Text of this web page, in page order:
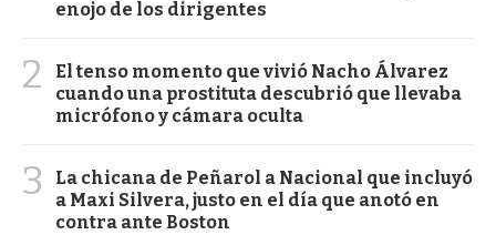
enojo de los dirigentes
2
El tenso momento que vivió Nacho Álvarez
cuando una prostituta descubrió que llevaba
micrófono y cámara oculta
3
La chicana de Peñarol a Nacional que incluyó
a Maxi Silvera, justo en el día que anotó en
contra ante Boston